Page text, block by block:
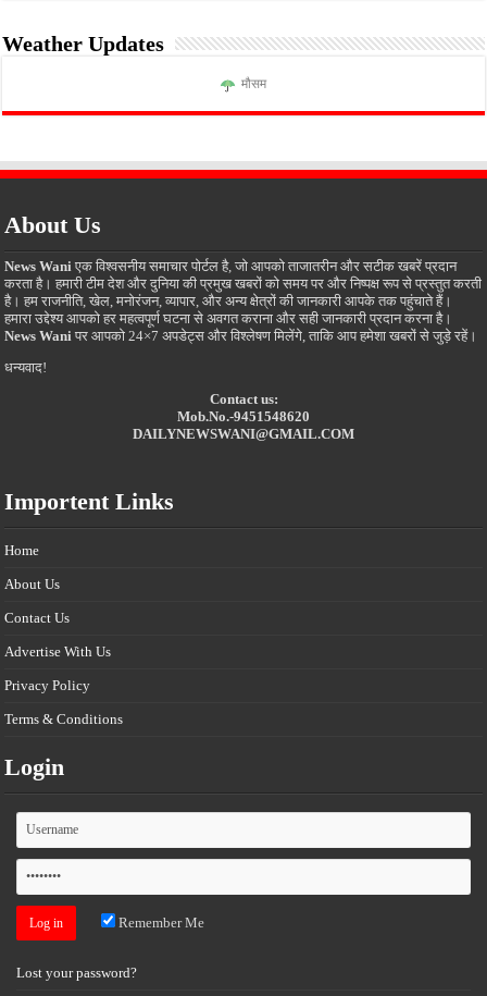
Weather Updates
मौसम
About Us
News Wani एक विश्वसनीय समाचार पोर्टल है, जो आपको ताजातरीन और सटीक खबरें प्रदान
करता है। हमारी टीम देश और दुनिया की प्रमुख खबरों को समय पर और निष्पक्ष रूप से प्रस्तुत करती
है। हम राजनीति, खेल, मनोरंजन, व्यापार, और अन्य क्षेत्रों की जानकारी आपके तक पहुंचाते हैं।
हमारा उद्देश्य आपको हर महत्वपूर्ण घटना से अवगत कराना और सही जानकारी प्रदान करना है।
News Wani पर आपको 24×7 अपडेट्स और विश्लेषण मिलेंगे, ताकि आप हमेशा खबरों से जुड़े रहें।
धन्यवाद!
Contact us:
Mob.No.-9451548620
DAILYNEWSWANI@GMAIL.COM
Importent Links
Home
About Us
Contact Us
Advertise With Us
Privacy Policy
Terms & Conditions
Login
Remember Me
Lost your password?